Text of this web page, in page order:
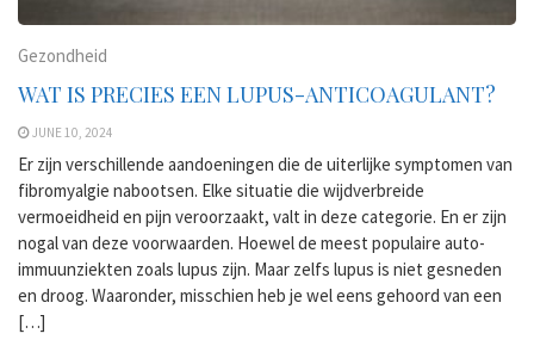
Gezondheid
WAT IS PRECIES EEN LUPUS-ANTICOAGULANT?
JUNE 10, 2024
Er zijn verschillende aandoeningen die de uiterlijke symptomen van
fibromyalgie nabootsen. Elke situatie die wijdverbreide
vermoeidheid en pijn veroorzaakt, valt in deze categorie. En er zijn
nogal van deze voorwaarden. Hoewel de meest populaire auto-
immuunziekten zoals lupus zijn. Maar zelfs lupus is niet gesneden
en droog. Waaronder, misschien heb je wel eens gehoord van een
[…]